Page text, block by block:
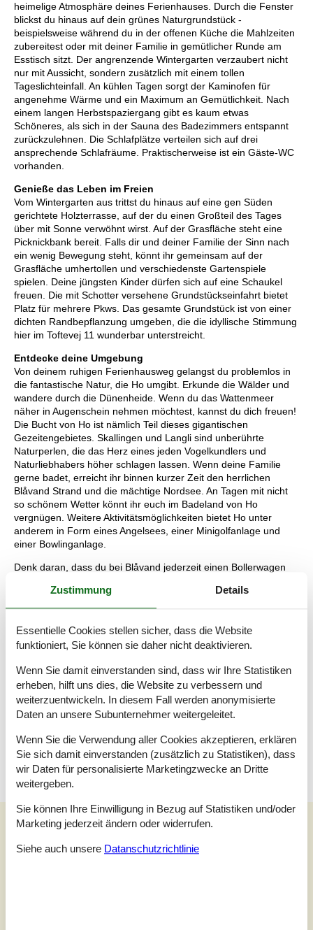
heimelige Atmosphäre deines Ferienhauses. Durch die Fenster
blickst du hinaus auf dein grünes Naturgrundstück -
beispielsweise während du in der offenen Küche die Mahlzeiten
zubereitest oder mit deiner Familie in gemütlicher Runde am
Esstisch sitzt. Der angrenzende Wintergarten verzaubert nicht
nur mit Aussicht, sondern zusätzlich mit einem tollen
Tageslichteinfall. An kühlen Tagen sorgt der Kaminofen für
angenehme Wärme und ein Maximum an Gemütlichkeit. Nach
einem langen Herbstspaziergang gibt es kaum etwas
Schöneres, als sich in der Sauna des Badezimmers entspannt
zurückzulehnen. Die Schlafplätze verteilen sich auf drei
ansprechende Schlafräume. Praktischerweise ist ein Gäste-WC
vorhanden.
Genieße das Leben im Freien
Vom Wintergarten aus trittst du hinaus auf eine gen Süden
gerichtete Holzterrasse, auf der du einen Großteil des Tages
über mit Sonne verwöhnt wirst. Auf der Grasfläche steht eine
Picknickbank bereit. Falls dir und deiner Familie der Sinn nach
ein wenig Bewegung steht, könnt ihr gemeinsam auf der
Grasfläche umhertollen und verschiedenste Gartenspiele
spielen. Deine jüngsten Kinder dürfen sich auf eine Schaukel
freuen. Die mit Schotter versehene Grundstückseinfahrt bietet
Platz für mehrere Pkws. Das gesamte Grundstück ist von einer
dichten Randbepflanzung umgeben, die die idyllische Stimmung
hier im Toftevej 11 wunderbar unterstreicht.
Entdecke deine Umgebung
Von deinem ruhigen Ferienhausweg gelangst du problemlos in
die fantastische Natur, die Ho umgibt. Erkunde die Wälder und
wandere durch die Dünenheide. Wenn du das Wattenmeer
näher in Augenschein nehmen möchtest, kannst du dich freuen!
Die Bucht von Ho ist nämlich Teil dieses gigantischen
Gezeitengebietes. Skallingen und Langli sind unberührte
Naturperlen, die das Herz eines jeden Vogelkundlers und
Naturliebhabers höher schlagen lassen. Wenn deine Familie
gerne badet, erreicht ihr binnen kurzer Zeit den herrlichen
Blåvand Strand und die mächtige Nordsee. An Tagen mit nicht
so schönem Wetter könnt ihr euch im Badeland von Ho
vergnügen. Weitere Aktivitätsmöglichkeiten bietet Ho unter
anderem in Form eines Angelsees, einer Minigolfanlage und
einer Bowlinganlage.
Denk daran, dass du bei Blåvand jederzeit einen Bollerwagen
ihn wieder, wenn du deine Heimreise antrittst.
Schlafzimmer
Schlafzimmer
Etagenbett - 90x200
Doppelbett - 180x200
Unsere Gästebewertungen
Unsere Gästebewertungen
Zustimmung Details
Essentielle Cookies stellen sicher, dass die Website
funktioniert, Sie können sie daher nicht deaktivieren.
Wenn Sie damit einverstanden sind, dass wir Ihre Statistiken
erheben, hilft uns dies, die Website zu verbessern und
weiterzuentwickeln. In diesem Fall werden anonymisierte
Daten an unsere Subunternehmer weitergeleitet.
Wenn Sie die Verwendung aller Cookies akzeptieren, erklären
Sie sich damit einverstanden (zusätzlich zu Statistiken), dass
wir Daten für personalisierte Marketingzwecke an Dritte
weitergeben.
Sie können Ihre Einwilligung in Bezug auf Statistiken und/oder
Marketing jederzeit ändern oder widerrufen.
Siehe auch unsere Datanschutzrichtlinie